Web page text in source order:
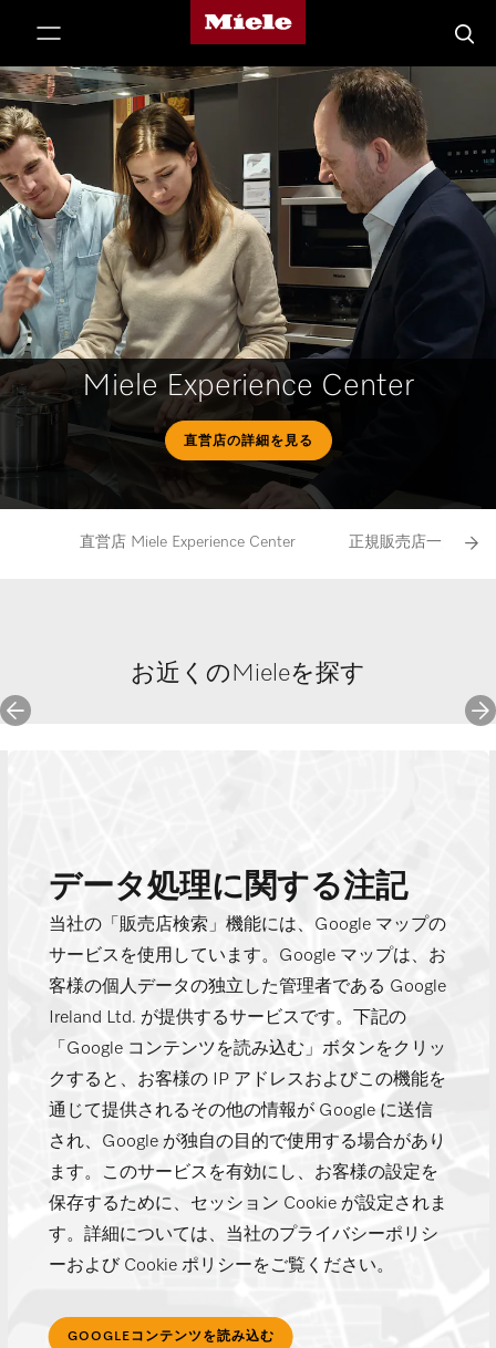
Mieleのホームページ
検索
Miele Experience Center
直営店の詳細を見る
直営店 Miele Experience Center 正規販売店一覧
お近くのMieleを探す
データ処理に関する注記
当社の「販売店検索」機能には、Google マップの
サービスを使用しています。Google マップは、お
客様の個人データの独立した管理者である Google
Ireland Ltd. が提供するサービスです。下記の
「Google コンテンツを読み込む」ボタンをクリッ
クすると、お客様の IP アドレスおよびこの機能を
通じて提供されるその他の情報が Google に送信
され、Google が独自の目的で使用する場合があり
ます。このサービスを有効にし、お客様の設定を
保存するために、セッション Cookie が設定されま
す。詳細については、当社のプライバシーポリシ
ーおよび Cookie ポリシーをご覧ください。
GOOGLEコンテンツを読み込む